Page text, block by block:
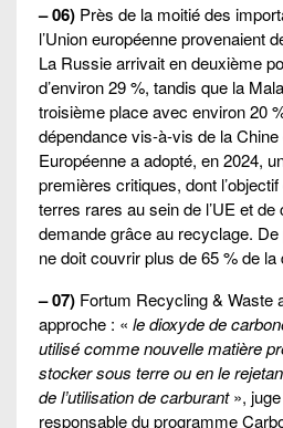
– 06) Près de la moitié des
l’Union européenne provenaient
La Russie arrivait en deuxième
d’environ 29 %, tandis que la
troisième place avec environ 20
dépendance vis-à-vis de la Chine
Européenne a adopté, en 2024,
premières critiques, dont
terres rares au sein de l’UE et
demande grâce au recyclage.
ne doit couvrir plus de 65 % de la
– 07) Fortum Recycling & Waste
approche : « le dioxyde de
utilisé comme nouvelle matière
stocker sous terre ou en le
de l’utilisation de carburant»,
responsable du programme